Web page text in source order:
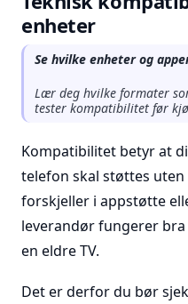
enheter
Se hvilke enheter og
Lær deg hvilke formater
tester kompatibilitet før
Kompatibilitet betyr at
telefon skal støttes
forskjeller i appstøtte
leverandør fungerer
en eldre TV.
Det er derfor du bør